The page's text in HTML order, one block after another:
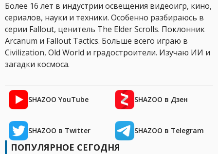
Более 16 лет в индустрии освещения видеоигр, кино,
сериалов, науки и техники. Особенно разбираюсь в
серии Fallout, ценитель The Elder Scrolls. Поклонник
Arcanum и Fallout Tactics. Больше всего играю в
Civilization, Old World и градостроители. Изучаю ИИ и
загадки космоса.
SHAZOO YouTube SHAZOO в Дзен
SHAZOO в Twitter SHAZOO в Telegram
ПОПУЛЯРНОЕ СЕГОДНЯ